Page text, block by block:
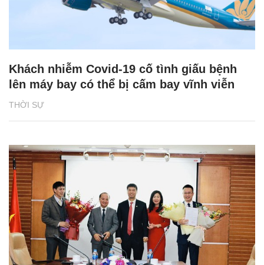
THỜI SỰ
Khách nhiễm Covid-19 cố tình giấu bệnh
lên máy bay có thể bị cấm bay vĩnh viễn